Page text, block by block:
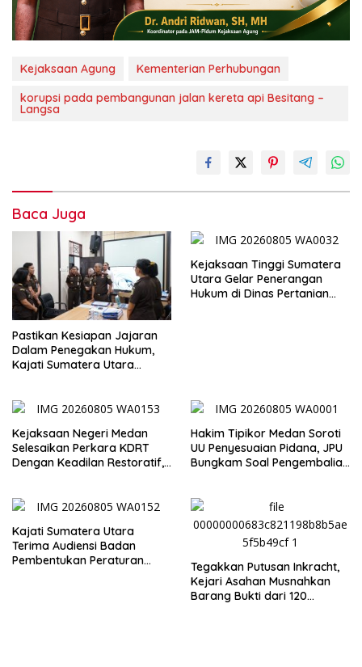
Kejaksaan Agung
Kementerian Perhubungan
korupsi pada pembangunan jalan kereta api Besitang –
Langsa
Baca Juga
Pastikan Kesiapan Jajaran
Dalam Penegakan Hukum,
Kajati Sumatera Utara
Kejaksaan Tinggi Sumatera
Utara Gelar Penerangan
Hukum di Dinas Pertanian
Kejaksaan Negeri Medan
Selesaikan Perkara KDRT
Dengan Keadilan Restoratif,
Rumahtangga
Hakim Tipikor Medan Soroti
UU Penyesuaian Pidana, JPU
Bungkam Soal Pengembalian
Kajati Sumatera Utara
Terima Audiensi Badan
Pembentukan Peraturan
Tegakkan Putusan Inkracht,
Kejari Asahan Musnahkan
Barang Bukti dari 120